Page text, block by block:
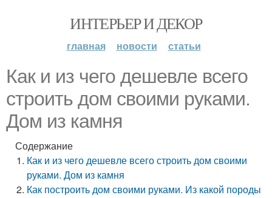
ИНТЕРЬЕР И ДЕКОР
главная новости статьи
Как и из чего дешевле всего
строить дом своими руками.
Дом из камня
Содержание
Как и из чего дешевле всего строить дом своими
руками. Дом из камня
Как построить дом своими руками. Из какой породы